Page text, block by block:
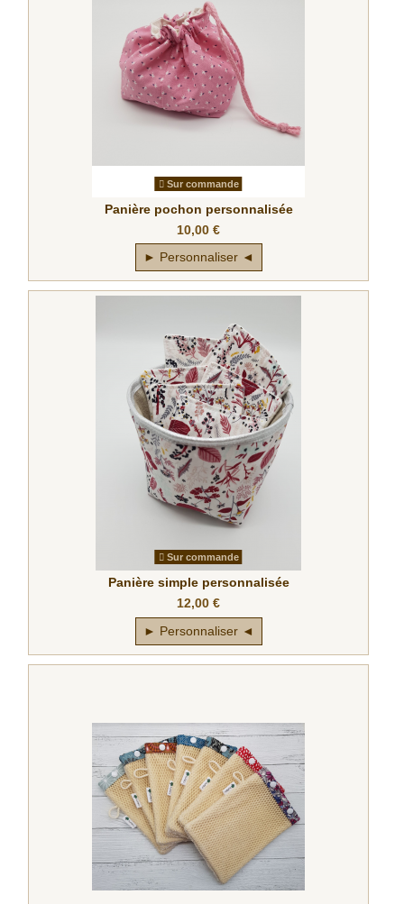
Sur commande
Panière pochon personnalisée
10,00 €
► Personnaliser ◄
Sur commande
Panière simple personnalisée
12,00 €
► Personnaliser ◄